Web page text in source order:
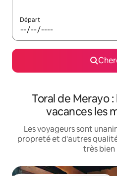
Départ
Toral de Merayo
vacances les
Les voyageurs sont
propreté et d'autres
très bien